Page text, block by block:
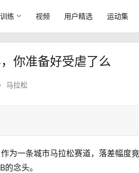
训练 视频 用户精选 运动集
你准备好受虐了么
马拉松
为一条城市马拉松赛道，落差幅
念头。